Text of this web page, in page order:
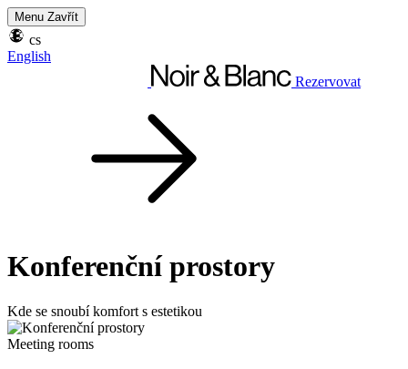
Menu Zavřít
cs
English
Rezervovat
Konferenční prostory
Kde se snoubí komfort s estetikou
Meeting rooms